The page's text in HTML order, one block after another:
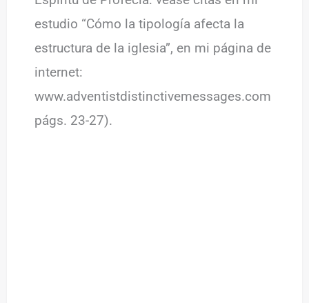
estudio “Cómo la tipología afecta la
estructura de la iglesia”, en mi página de
internet:
www.adventistdistinctivemessages.com
págs. 23-27).